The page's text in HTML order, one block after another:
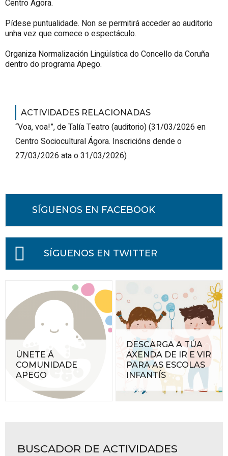
Centro Ágora.
Pídese puntualidade. Non se permitirá acceder ao auditorio
unha vez que comece o espectáculo.
Organiza Normalización Lingüística do Concello da Coruña
dentro do programa Apego.
ACTIVIDADES RELACIONADAS
“Voa, voa!”, de Talía Teatro (auditorio)(31/03/2026 en
Centro Sociocultural Ágora. Inscricións dende o
27/03/2026 ata o 31/03/2026)
SÍGUENOS EN FACEBOOK
SÍGUENOS EN TWITTER
ÚNETE Á
COMUNIDADE
APEGO
DESCARGA A TÚA
AXENDA DE IR E VIR
PARA AS ESCOLAS
INFANTÍS
BUSCADOR DE ACTIVIDADES